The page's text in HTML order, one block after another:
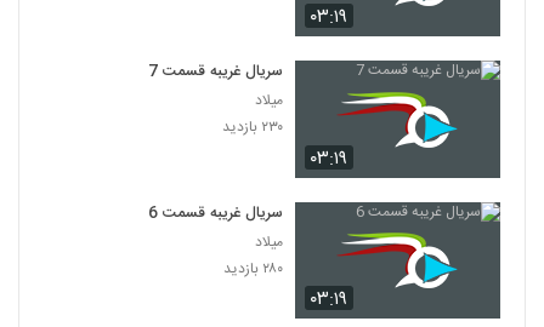
۰۳:۱۹
۰۳:۱۹
سریال غریبه قسمت 7
میلاد
۲۳۰ بازدید
۰۳:۱۹
سریال غریبه قسمت 6
میلاد
۲۸۰ بازدید